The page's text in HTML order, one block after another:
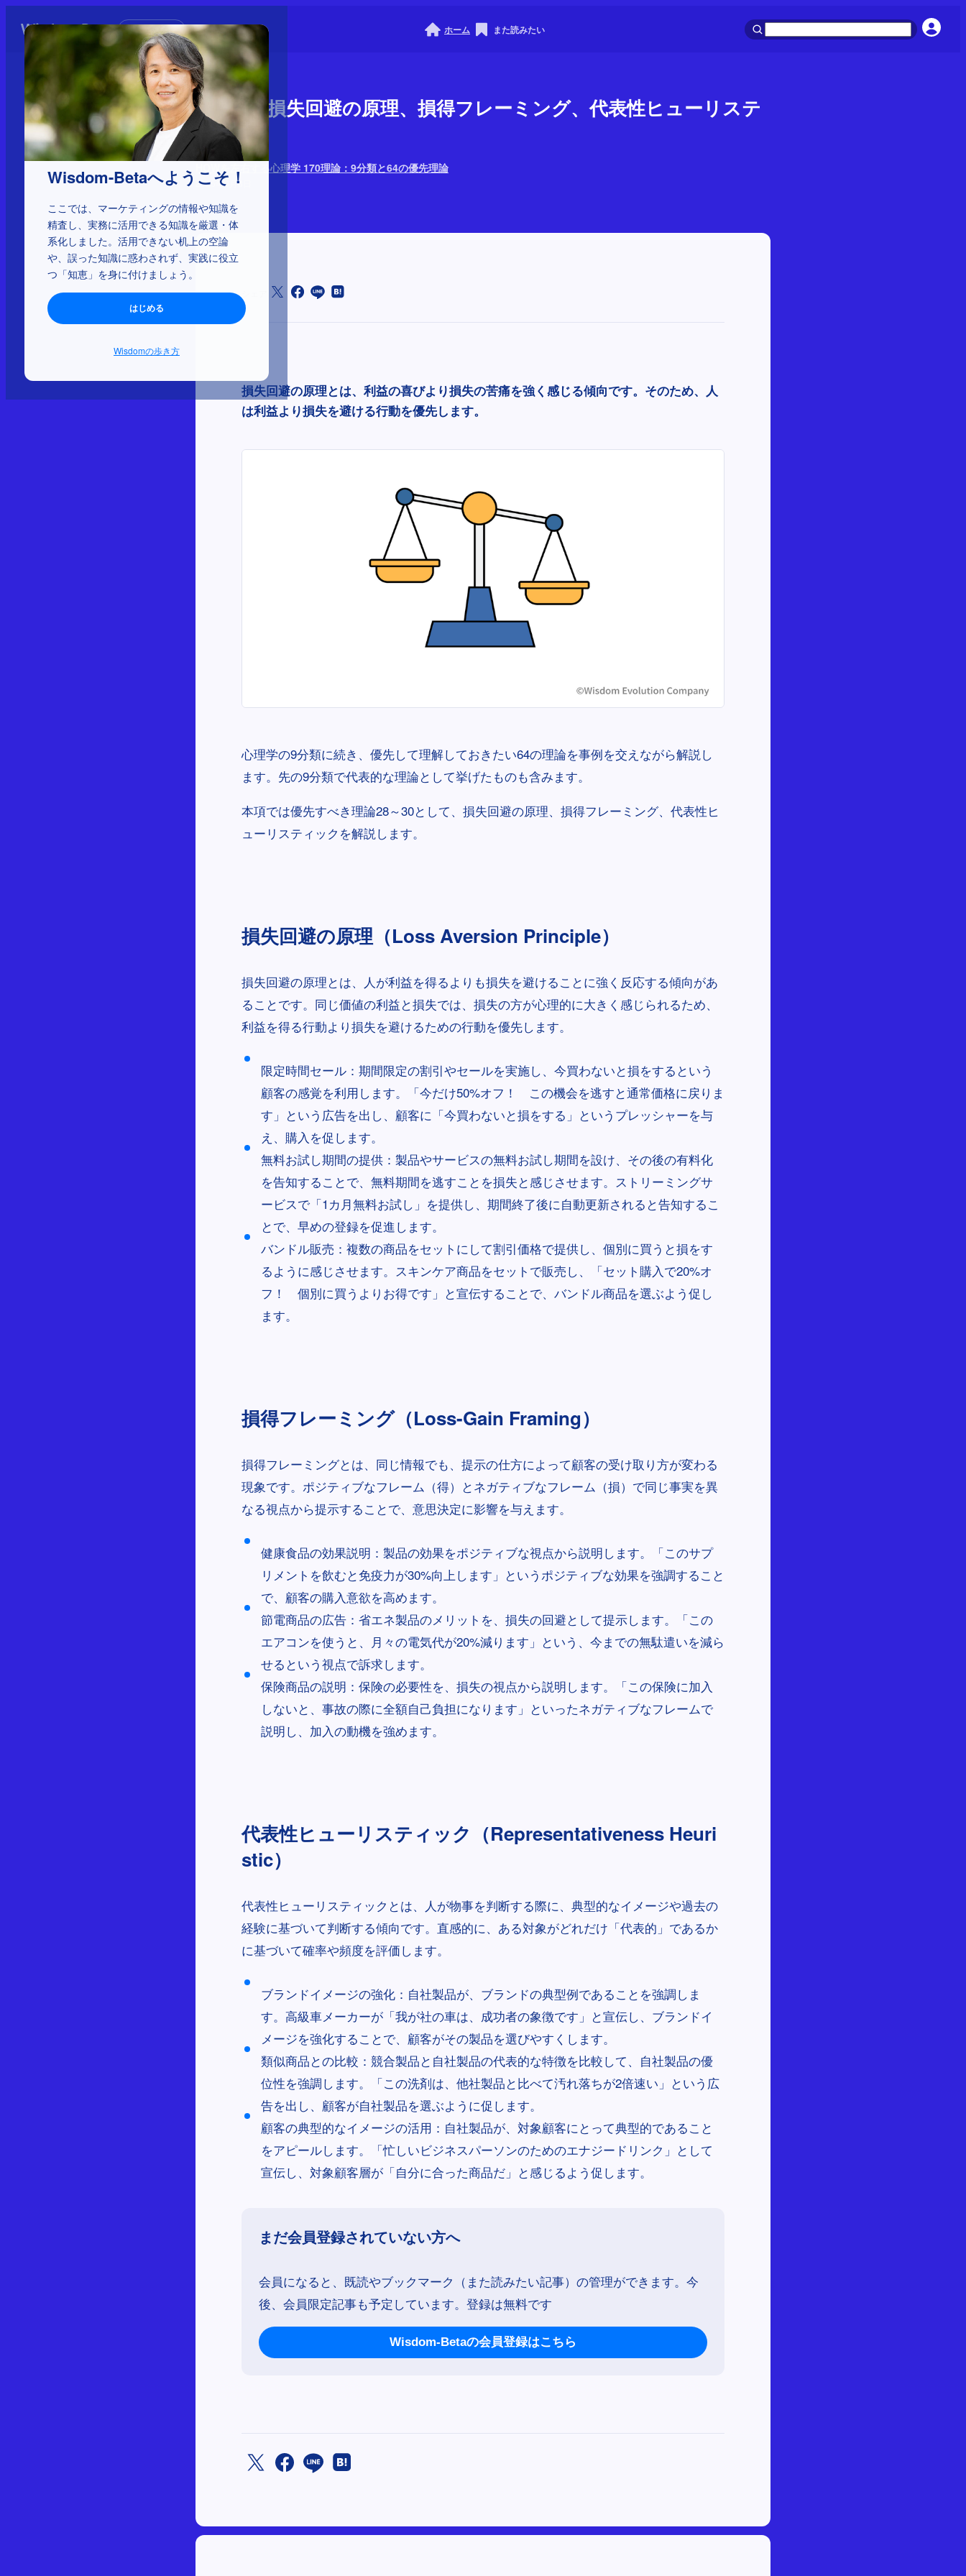
Wisdom-Betaへようこそ！
ここでは、マーケティングの情報や知識を
精査し、実務に活用できる知識を厳選・体
系化しました。活用できない机上の空論
や、誤った知識に惑わされず、実践に役立
つ「知恵」を身に付けましょう。
はじめる
Wisdomの歩き方
初めての方へ ホーム また読みたい
4-1-14：損失回避の原理、損得フレーミング、代表性ヒューリステ
ィック
HOWを左右する心理学 170理論：9分類と64の優先理論
2025年9月3日
損失回避の原理とは、利益の喜びより損失の苦痛を強く感じる傾向です。そのため、人
は利益より損失を避ける行動を優先します。
心理学の9分類に続き、優先して理解しておきたい64の理論を事例を交えながら解説し
ます。先の9分類で代表的な理論として挙げたものも含みます。
本項では優先すべき理論28～30として、損失回避の原理、損得フレーミング、代表性ヒ
ューリスティックを解説します。
損失回避の原理（Loss Aversion Principle）
損失回避の原理とは、人が利益を得るよりも損失を避けることに強く反応する傾向があ
ることです。同じ価値の利益と損失では、損失の方が心理的に大きく感じられるため、
利益を得る行動より損失を避けるための行動を優先します。
限定時間セール：期間限定の割引やセールを実施し、今買わないと損をするという
顧客の感覚を利用します。「今だけ50%オフ！ この機会を逃すと通常価格に戻りま
す」という広告を出し、顧客に「今買わないと損をする」というプレッシャーを与
え、購入を促します。
無料お試し期間の提供：製品やサービスの無料お試し期間を設け、その後の有料化
を告知することで、無料期間を逃すことを損失と感じさせます。ストリーミングサ
ービスで「1カ月無料お試し」を提供し、期間終了後に自動更新されると告知するこ
とで、早めの登録を促進します。
バンドル販売：複数の商品をセットにして割引価格で提供し、個別に買うと損をす
るように感じさせます。スキンケア商品をセットで販売し、「セット購入で20%オ
フ！ 個別に買うよりお得です」と宣伝することで、バンドル商品を選ぶよう促し
ます。
損得フレーミング（Loss-Gain Framing）
損得フレーミングとは、同じ情報でも、提示の仕方によって顧客の受け取り方が変わる
現象です。ポジティブなフレーム（得）とネガティブなフレーム（損）で同じ事実を異
なる視点から提示することで、意思決定に影響を与えます。
健康食品の効果説明：製品の効果をポジティブな視点から説明します。「このサプ
リメントを飲むと免疫力が30%向上します」というポジティブな効果を強調すること
で、顧客の購入意欲を高めます。
節電商品の広告：省エネ製品のメリットを、損失の回避として提示します。「この
エアコンを使うと、月々の電気代が20%減ります」という、今までの無駄遣いを減ら
せるという視点で訴求します。
保険商品の説明：保険の必要性を、損失の視点から説明します。「この保険に加入
しないと、事故の際に全額自己負担になります」といったネガティブなフレームで
説明し、加入の動機を強めます。
代表性ヒューリスティック（Representativeness Heuri
stic）
代表性ヒューリスティックとは、人が物事を判断する際に、典型的なイメージや過去の
経験に基づいて判断する傾向です。直感的に、ある対象がどれだけ「代表的」であるか
に基づいて確率や頻度を評価します。
ブランドイメージの強化：自社製品が、ブランドの典型例であることを強調しま
す。高級車メーカーが「我が社の車は、成功者の象徴です」と宣伝し、ブランドイ
メージを強化することで、顧客がその製品を選びやすくします。
類似商品との比較：競合製品と自社製品の代表的な特徴を比較して、自社製品の優
位性を強調します。「この洗剤は、他社製品と比べて汚れ落ちが2倍速い」という広
告を出し、顧客が自社製品を選ぶように促します。
顧客の典型的なイメージの活用：自社製品が、対象顧客にとって典型的であること
をアピールします。「忙しいビジネスパーソンのためのエナジードリンク」として
宣伝し、対象顧客層が「自分に合った商品だ」と感じるよう促します。
まだ会員登録されていない方へ
会員になると、既読やブックマーク（また読みたい記事）の管理ができます。今
後、会員限定記事も予定しています。登録は無料です
Wisdom-Betaの会員登録はこちら